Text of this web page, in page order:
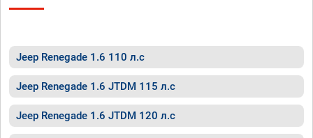
Jeep Renegade 1.6 110 л.с
Jeep Renegade 1.6 JTDM 115 л.с
Jeep Renegade 1.6 JTDM 120 л.с